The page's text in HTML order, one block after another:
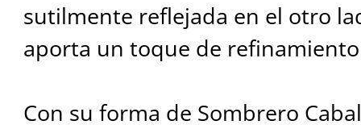
sutilmente reflejada en el otro
aporta un toque de
Con su forma de Sombrero